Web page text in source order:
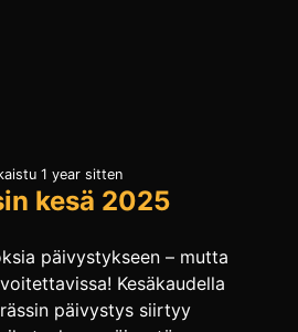
1 year sitten
kesä 2025
päivystykseen – mutta
Kesäkaudella
päivystys siirtyy